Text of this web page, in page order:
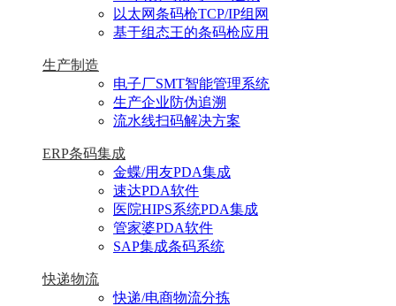
以太网条码枪TCP/IP组网
基于组态王的条码枪应用
生产制造
电子厂SMT智能管理系统
生产企业防伪追溯
流水线扫码解决方案
ERP条码集成
金蝶/用友PDA集成
速达PDA软件
医院HIPS系统PDA集成
管家婆PDA软件
SAP集成条码系统
快递物流
快递/电商物流分拣